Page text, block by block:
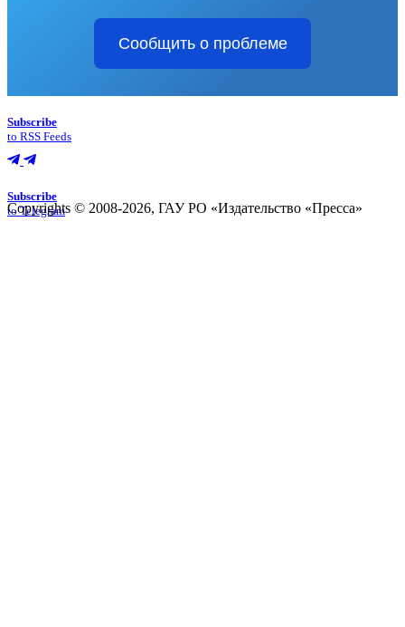
Сообщить о проблеме
Subscribe
to RSS Feeds
Subscribe
to Telegram
Copyrights © 2008-2026, ГАУ РО «Издательство «Пресса»